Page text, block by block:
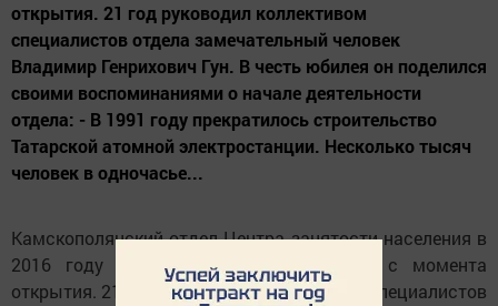
открытия. 21 год руководил коллективом
специалистов отдела замечательный человек
Владимир Генрихович Гун. В честь юбилея он поделился
своими воспоминаниями о начале деятельности
отдела: - В 1991 году прекратилось строительство
Татарской атомной электростанции. Несколько тысяч
человек в одночасье...
Камскополянский отдел Центра занятости населения в
2016 году отмечает 25-летний юбилей с момента
открытия. 21 год руководил коллективом специалистов